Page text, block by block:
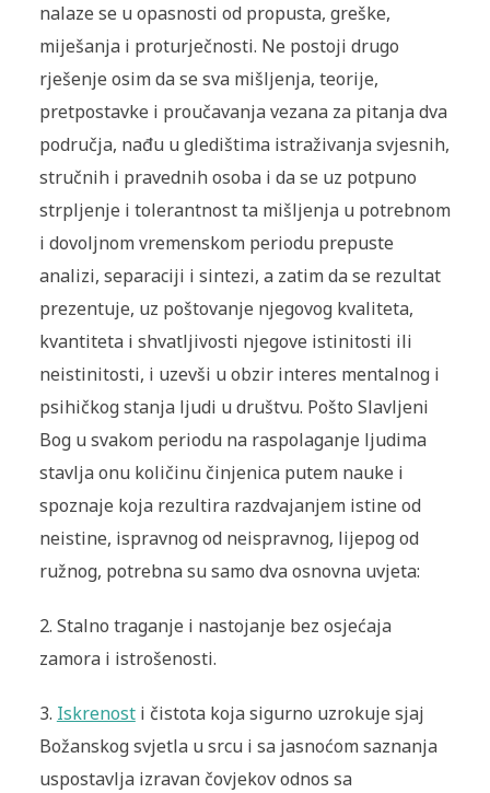
nalaze se u opasnosti od propusta, greške,
miješanja i proturječnosti. Ne postoji drugo
rješenje osim da se sva mišljenja, teorije,
pretpostavke i proučavanja vezana za pitanja dva
područja, nađu u gledištima istraživanja svjesnih,
stručnih i pravednih osoba i da se uz potpuno
strpljenje i tolerantnost ta mišljenja u potrebnom
i dovoljnom vremenskom periodu prepuste
analizi, separaciji i sintezi, a zatim da se rezultat
prezentuje, uz poštovanje njegovog kvaliteta,
kvantiteta i shvatljivosti njegove istinitosti ili
neistinitosti, i uzevši u obzir interes mentalnog i
psihičkog stanja ljudi u društvu. Pošto Slavljeni
Bog u svakom periodu na raspolaganje ljudima
stavlja onu količinu činjenica putem nauke i
spoznaje koja rezultira razdvajanjem istine od
neistine, ispravnog od neispravnog, lijepog od
ružnog, potrebna su samo dva osnovna uvjeta:
2. Stalno traganje i nastojanje bez osjećaja
zamora i istrošenosti.
3. Iskrenosti čistota koja sigurno uzrokuje sjaj
Božanskog svjetla u srcu i sa jasnoćom saznanja
uspostavlja izravan čovjekov odnos sa